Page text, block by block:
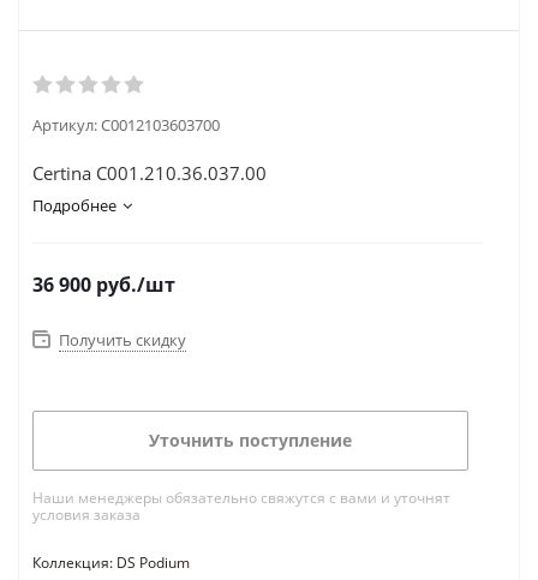
Артикул:C0012103603700
Certina C001.210.36.037.00
Подробнее
36 900 руб./шт
Получить скидку
Уточнить поступление
Наши менеджеры обязательно свяжутся с вами и уточнят
условия заказа
Коллекция: DS Podium